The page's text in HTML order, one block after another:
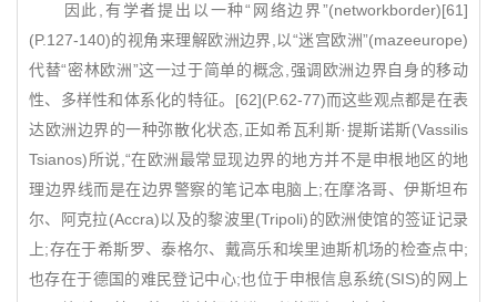
因此,有学者提出以一种“网络边界”(networkborder)[61]
(P.127-140)的视角来理解欧洲边界,以“迷宫欧洲”(mazeeurope)
代替“密林欧洲”这一过于简单的概念,强调欧洲边界自身的移动
性、多样性和体系化的特征。[62](P.62-77)而这些观点都是在表
达欧洲边界的一种弥散化状态,正如希瓦利斯·提斯诺斯(Vassilis
Tsianos)所说,“在欧洲最常显现边界的地方并不是申根地区的地
理边界线而是在边界警察的笔记本电脑上;在摩洛哥、伊斯坦布
尔、阿克拉(Accra)以及的黎波里(Tripoli)的欧洲使馆的签证记录
上;存在于希斯罗、泰格尔、戴高乐和埃里迪斯机场的检查点中;
也存在于德国的难民登记中心;也位于申根信息系统(SIS)的网上